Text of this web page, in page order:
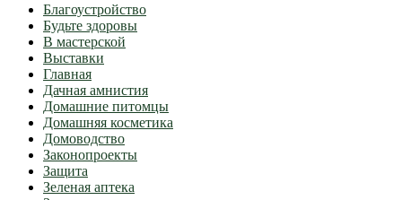
Благоустройство
Будьте здоровы
В мастерской
Выставки
Главная
Дачная амнистия
Домашние питомцы
Домашняя косметика
Домоводство
Законопроекты
Защита
Зеленая аптека